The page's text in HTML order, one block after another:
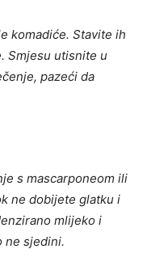
komadiće. Stavite ih
Smjesu utisnite u
pazeći da
s mascarponeom ili
ne dobijete glatku i
mlijeko i
ne sjedini.